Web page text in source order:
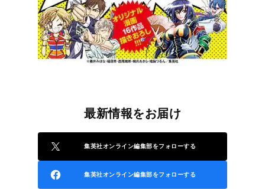
最新情報をお届け
集英社オンライン編集部をフォローする
集英社オンライン編集部をフォローする